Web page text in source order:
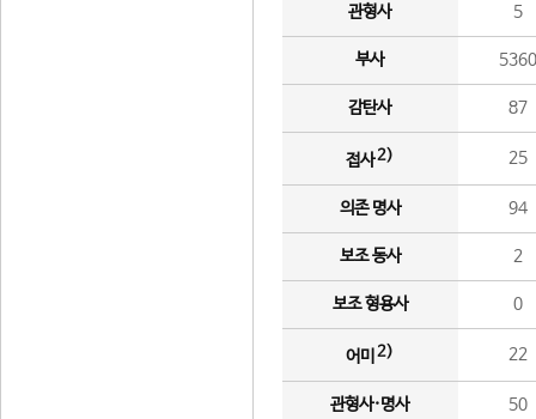
관형사 5
부사 5360
감탄사 87
접사2) 25
의존 명사 94
보조 동사 2
보조 형용사 0
어미 2) 22
관형사·명사 50